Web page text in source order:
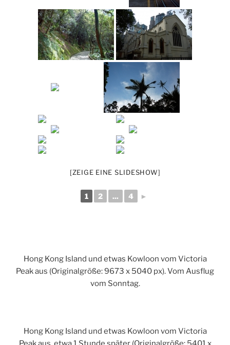
[ZEIGE EINE SLIDESHOW]
1 2 ... 4 ►
Hong Kong Island und etwas Kowloon vom Victoria
Peak aus (Originalgröße: 9673 x 5040 px). Vom Ausflug
vom Sonntag.
Hong Kong Island und etwas Kowloon vom Victoria